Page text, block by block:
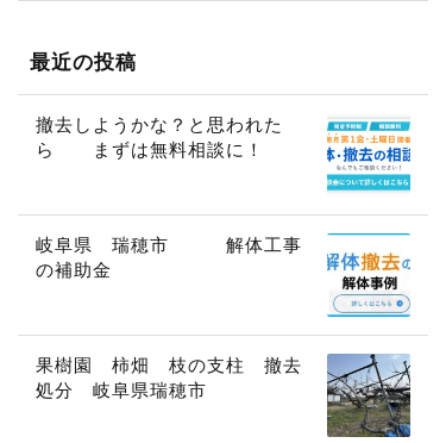
最近の投稿
撤去しようかな？と思われた
ら まずは無料相談に！
岐阜県 瑞穂市 解体工事
の補助金
果樹園 柿畑 枝の支柱 撤去
処分 岐阜県瑞穂市